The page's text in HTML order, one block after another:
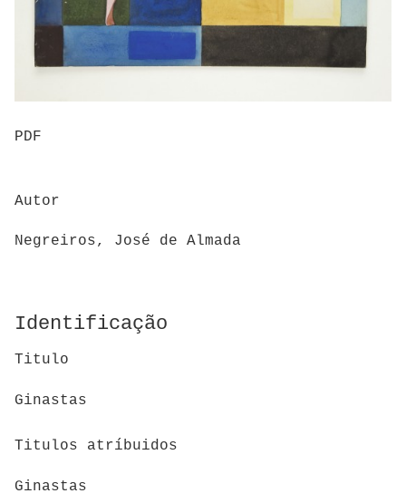
PDF
Autor
Negreiros, José de Almada
Identificação
Titulo
Ginastas
Titulos atríbuidos
Ginastas